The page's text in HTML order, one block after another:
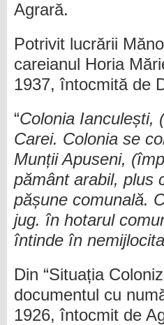
Agrară.
Potrivit lucrării
careianul Horia
1937, întocmită de
“Colonia Ianculești,
Carei. Colonia se
Munții Apuseni,
pământ arabil, plus
pășune comunală.
jug. în hotarul
întinde în
Din “Situația
documentul cu
1926, întocmit de